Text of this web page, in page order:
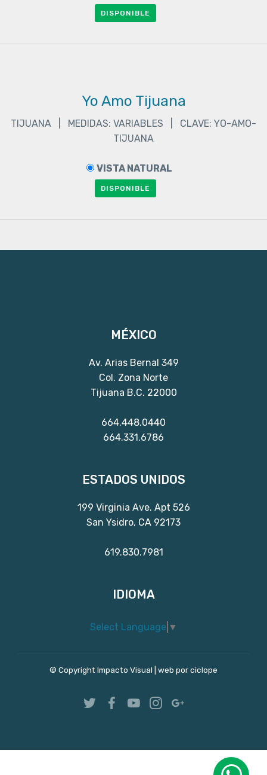
DISPONIBLE
Yo Amo Tijuana
TIJUANA | MEDIDAS: VARIABLES | CLAVE: YO-AMO-
TIJUANA
VISTA NATURAL
DISPONIBLE
MÉXICO
Av. Arias Bernal 349
Col. Zona Norte
Tijuana B.C. 22000
664.448.0440
664.331.6786
ESTADOS UNIDOS
199 Virginia Ave. Apt 526
San Ysidro, CA 92173
619.830.7981
IDIOMA
Select Language ▼
© Copyright Impacto Visual | web por ciclope